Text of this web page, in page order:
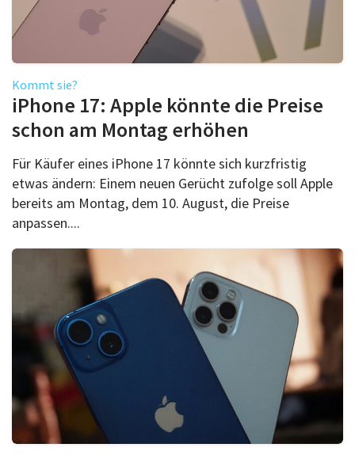
Kommt sie?
iPhone 17: Apple könnte die Preise
schon am Montag erhöhen
Für Käufer eines iPhone 17 könnte sich kurzfristig
etwas ändern: Einem neuen Gerücht zufolge soll Apple
bereits am Montag, dem 10. August, die Preise
anpassen....